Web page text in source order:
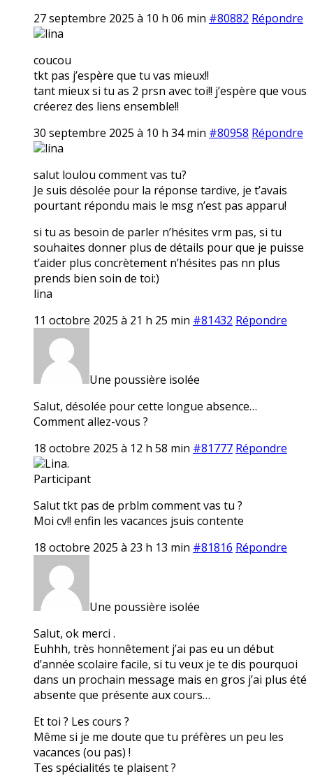
27 septembre 2025 à 10 h 06 min #80882 Répondre
lina
coucou
tkt pas j’espère que tu vas mieux!!
tant mieux si tu as 2 prsn avec toi!! j’espère que vous
créerez des liens ensemble!!
30 septembre 2025 à 10 h 34 min #80958 Répondre
lina
salut loulou comment vas tu?
Je suis désolée pour la réponse tardive, je t’avais
pourtant répondu mais le msg n’est pas apparu!
si tu as besoin de parler n’hésites vrm pas, si tu
souhaites donner plus de détails pour que je puisse
t’aider plus concrètement n’hésites pas nn plus
prends bien soin de toi:)
lina
11 octobre 2025 à 21 h 25 min #81432 Répondre
Une poussière isolée
Salut, désolée pour cette longue absence…
Comment allez-vous ?
18 octobre 2025 à 12 h 58 min #81777 Répondre
Lina.
Participant
Salut tkt pas de prblm comment vas tu ?
Moi cv!! enfin les vacances jsuis contente
18 octobre 2025 à 23 h 13 min #81816 Répondre
Une poussière isolée
Salut, ok merci .
Euhhh, très honnêtement j’ai pas eu un début
d’année scolaire facile, si tu veux je te dis pourquoi
dans un prochain message mais en gros j’ai plus été
absente que présente aux cours…
Et toi ? Les cours ?
Même si je me doute que tu préfères un peu les
vacances (ou pas) !
Tes spécialités te plaisent ?